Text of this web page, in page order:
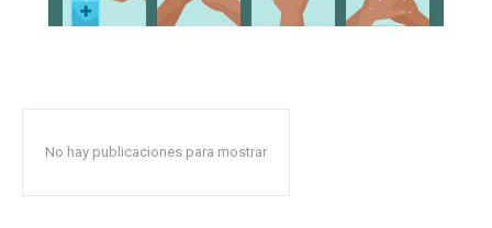
No hay publicaciones para mostrar